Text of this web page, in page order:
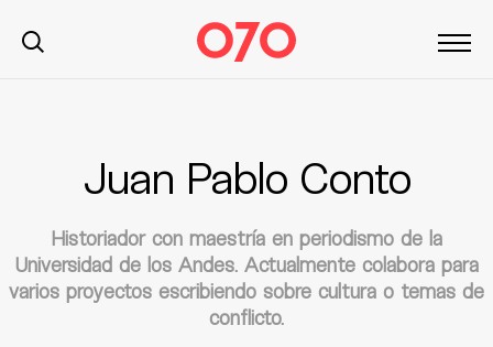
Juan Pablo Conto
Historiador con maestría en periodismo de la
Universidad de los Andes. Actualmente colabora para
varios proyectos escribiendo sobre cultura o temas de
conflicto.